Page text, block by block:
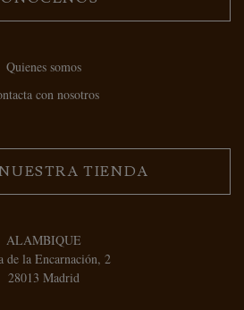
Quienes somos
con nosotros
TIENDA
ALAMBIQUE
de la Encarnación, 2
28013 Madrid